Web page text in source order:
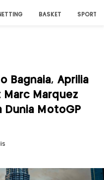
BASKET SPORT
Bagnaia, Aprilia
Marc Marquez
Dunia MotoGP